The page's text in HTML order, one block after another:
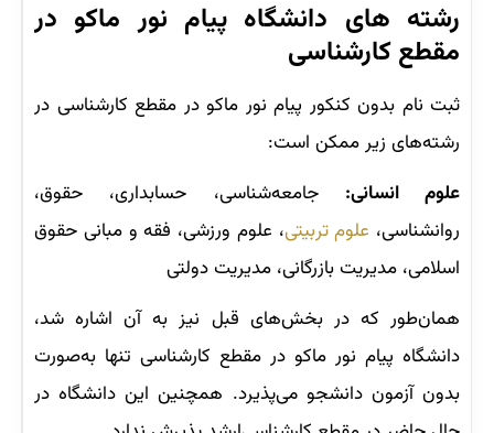
رشته‌ های دانشگاه پیام نور ماکو در
مقطع کارشناسی
ثبت نام بدون کنکور پیام نور ماکو در مقطع کارشناسی در
رشته‌های زیر ممکن است:
علوم انسانی: جامعه‌شناسی، حسابداری، حقوق،
روانشناسی، علوم تربیتی، علوم ورزشی، فقه و مبانی حقوق
اسلامی، مدیریت بازرگانی، مدیریت دولتی
همان‌طور که در بخش‌های قبل نیز به آن اشاره شد،
دانشگاه پیام نور ماکو در مقطع کارشناسی تنها به‌صورت
بدون آزمون دانشجو می‌پذیرد. همچنین این دانشگاه در